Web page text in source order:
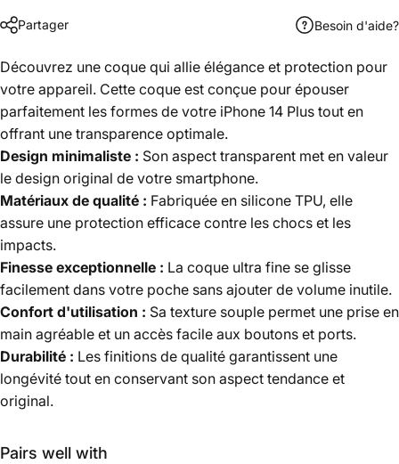
Partager Besoin d'aide?
Découvrez une coque qui allie élégance et protection pour
votre appareil. Cette coque est conçue pour épouser
parfaitement les formes de votre iPhone 14 Plus tout en
offrant une transparence optimale.
Design minimaliste : Son aspect transparent met en valeur
le design original de votre smartphone.
Matériaux de qualité : Fabriquée en silicone TPU, elle
assure une protection efficace contre les chocs et les
impacts.
Finesse exceptionnelle : La coque ultra fine se glisse
facilement dans votre poche sans ajouter de volume inutile.
Confort d'utilisation : Sa texture souple permet une prise en
main agréable et un accès facile aux boutons et ports.
Durabilité : Les finitions de qualité garantissent une
longévité tout en conservant son aspect tendance et
original.
Pairs well with